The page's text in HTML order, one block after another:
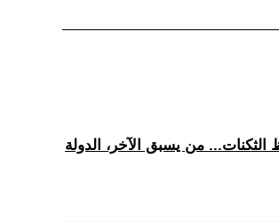
الثكنات... من يسبق الآخر، الدولة